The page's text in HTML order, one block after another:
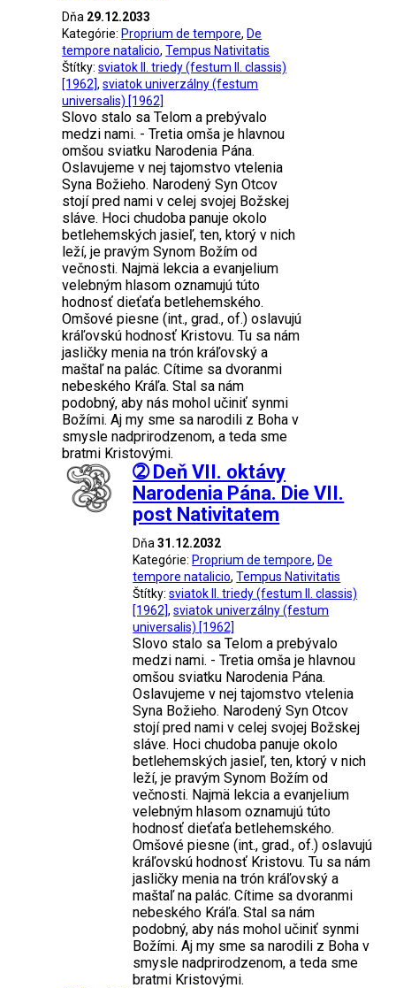
Dňa 29.12.2033
Kategórie: Proprium de tempore, De
tempore natalicio,Tempus Nativitatis
Štítky:sviatok II. triedy (festum II. classis)
[1962],sviatok univerzálny (festum
universalis) [1962]
Slovo stalo sa Telom a prebývalo
medzi nami. - Tretia omša je hlavnou
omšou sviatku Narodenia Pána.
Oslavujeme v nej tajomstvo vtelenia
Syna Božieho. Narodený Syn Otcov
stojí pred nami v celej svojej Božskej
sláve. Hoci chudoba panuje okolo
betlehemských jasieľ, ten, ktorý v nich
leží, je pravým Synom Božím od
večnosti. Najmä lekcia a evanjelium
velebným hlasom oznamujú túto
hodnosť dieťaťa betlehemského.
Omšové piesne (int., grad., of.) oslavujú
kráľovskú hodnosť Kristovu. Tu sa nám
jasličky menia na trón kráľovský a
maštaľ na palác. Cítime sa dvoranmi
nebeského Kráľa. Stal sa nám
podobný, aby nás mohol učiniť synmi
Božími. Aj my sme sa narodili z Boha v
smysle nadprirodzenom, a teda sme
bratmi Kristovými.
➁ Deň VII. oktávy
Narodenia Pána. Die VII.
post Nativitatem
Dňa31.12.2032
Kategórie: Proprium de tempore, De
tempore natalicio,Tempus Nativitatis
Štítky:sviatok II. triedy (festum II. classis)
[1962],sviatok univerzálny (festum
universalis) [1962]
Slovo stalo sa Telom a prebývalo
medzi nami. - Tretia omša je hlavnou
omšou sviatku Narodenia Pána.
Oslavujeme v nej tajomstvo vtelenia
Syna Božieho. Narodený Syn Otcov
stojí pred nami v celej svojej Božskej
sláve. Hoci chudoba panuje okolo
betlehemských jasieľ, ten, ktorý v nich
leží, je pravým Synom Božím od
večnosti. Najmä lekcia a evanjelium
velebným hlasom oznamujú túto
hodnosť dieťaťa betlehemského.
Omšové piesne (int., grad., of.) oslavujú
kráľovskú hodnosť Kristovu. Tu sa nám
jasličky menia na trón kráľovský a
maštaľ na palác. Cítime sa dvoranmi
nebeského Kráľa. Stal sa nám
podobný, aby nás mohol učiniť synmi
Božími. Aj my sme sa narodili z Boha v
smysle nadprirodzenom, a teda sme
bratmi Kristovými.